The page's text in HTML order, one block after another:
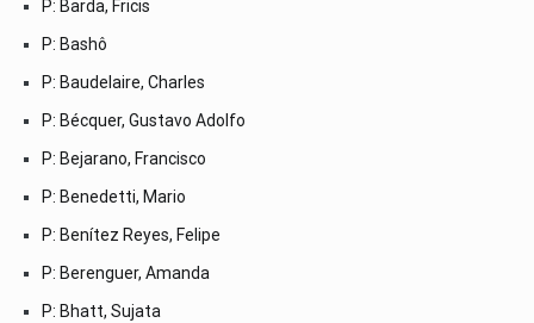
P: Barda, Fricis
P: Bashô
P: Baudelaire, Charles
P: Bécquer, Gustavo Adolfo
P: Bejarano, Francisco
P: Benedetti, Mario
P: Benítez Reyes, Felipe
P: Berenguer, Amanda
P: Bhatt, Sujata